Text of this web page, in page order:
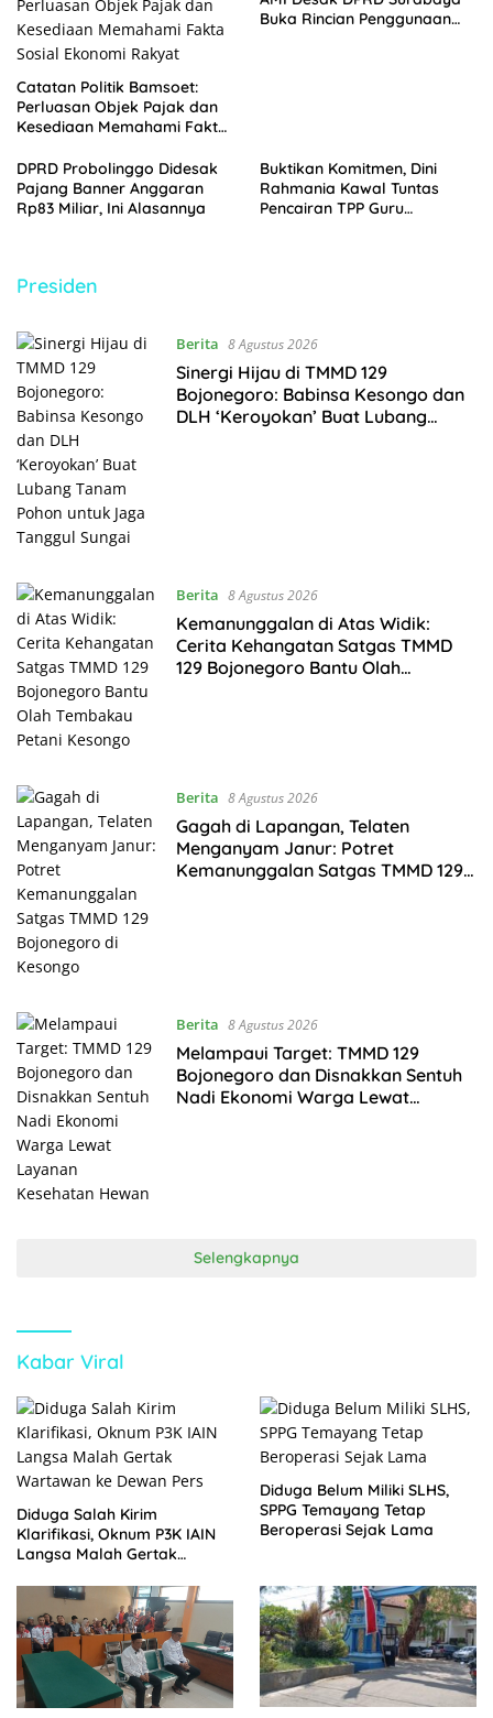
Catatan Politik Bamsoet:
Perluasan Objek Pajak dan
Kesediaan Memahami Fakta
Buka Rincian Penggunaan
DPRD Probolinggo Didesak
Pajang Banner Anggaran
Rp83 Miliar, Ini Alasannya
Buktikan Komitmen, Dini
Rahmania Kawal Tuntas
Pencairan TPP Guru
Presiden
Berita 8 Agustus 2026
Sinergi Hijau di TMMD 129
Bojonegoro: Babinsa Kesongo dan
DLH ‘Keroyokan’ Buat Lubang
Berita 8 Agustus 2026
Kemanunggalan di Atas Widik:
Cerita Kehangatan Satgas TMMD
129 Bojonegoro Bantu Olah
Berita 8 Agustus 2026
Gagah di Lapangan, Telaten
Menganyam Janur: Potret
Kemanunggalan Satgas TMMD 129
Berita 8 Agustus 2026
Melampaui Target: TMMD 129
Bojonegoro dan Disnakkan Sentuh
Nadi Ekonomi Warga Lewat
Selengkapnya
Kabar Viral
Diduga Salah Kirim
Klarifikasi, Oknum P3K IAIN
Langsa Malah Gertak
Diduga Belum Miliki SLHS,
SPPG Temayang Tetap
Beroperasi Sejak Lama